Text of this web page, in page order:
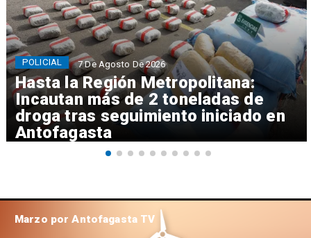
Hasta la Región Metropolitana:
Incautan más de 2 toneladas de
droga tras seguimiento iniciado en
Antofagasta
POLICIAL 7 De Agosto De 2026
Marzo por Antofagasta TV